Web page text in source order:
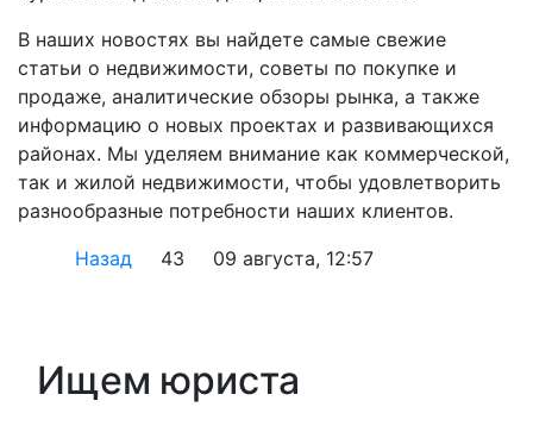
В наших новостях вы найдете самые свежие
статьи о недвижимости, советы по покупке и
продаже, аналитические обзоры рынка, а также
информацию о новых проектах и развивающихся
районах. Мы уделяем внимание как коммерческой,
так и жилой недвижимости, чтобы удовлетворить
разнообразные потребности наших клиентов.
Назад
43 09 августа, 12:57
Ищем юриста